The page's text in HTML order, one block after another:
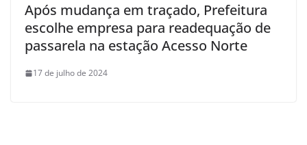
Após mudança em traçado, Prefeitura
escolhe empresa para readequação de
passarela na estação Acesso Norte
17 de julho de 2024